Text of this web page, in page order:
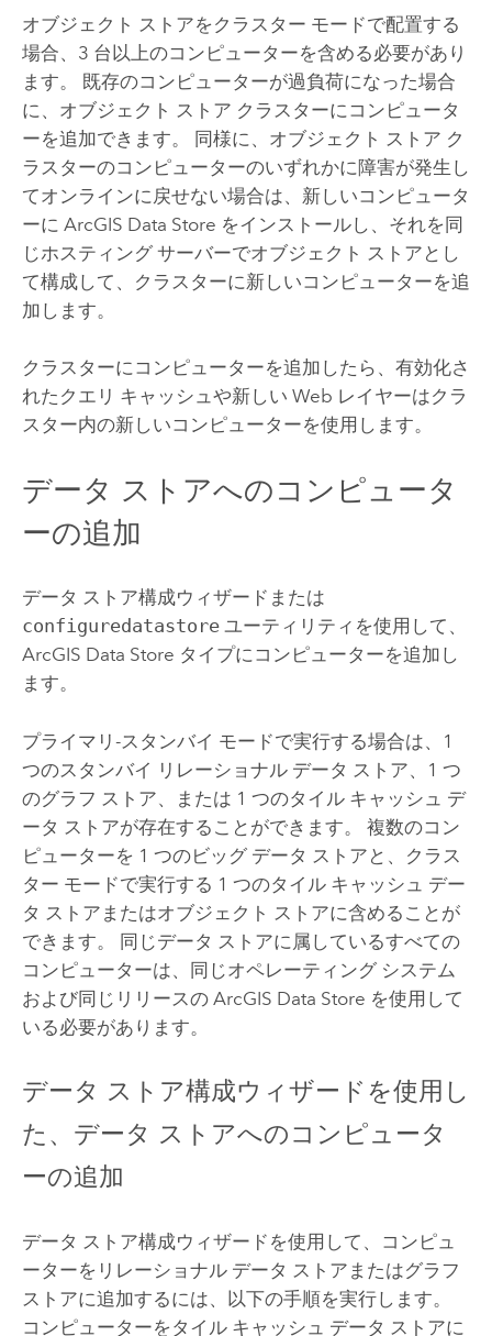
オブジェクト ストアをクラスター モードで配置する
場合、3 台以上のコンピューターを含める必要があり
ます。 既存のコンピューターが過負荷になった場合
に、オブジェクト ストア クラスターにコンピュータ
ーを追加できます。 同様に、オブジェクト ストア ク
ラスターのコンピューターのいずれかに障害が発生し
てオンラインに戻せない場合は、新しいコンピュータ
ーに ArcGIS Data Store をインストールし、それを同
じホスティング サーバーでオブジェクト ストアとし
て構成して、クラスターに新しいコンピューターを追
加します。
クラスターにコンピューターを追加したら、有効化さ
れたクエリ キャッシュや新しい Web レイヤーはクラ
スター内の新しいコンピューターを使用します。
データ ストアへのコンピュータ
ーの追加
データ ストア構成ウィザードまたは
configuredatastoreユーティリティを使用して、
ArcGIS Data Store タイプにコンピューターを追加し
ます。
プライマリ-スタンバイ モードで実行する場合は、1
つのスタンバイ リレーショナル データ ストア、1 つ
のグラフ ストア、または 1 つのタイル キャッシュ デ
ータ ストアが存在することができます。 複数のコン
ピューターを 1 つのビッグ データ ストアと、クラス
ター モードで実行する 1 つのタイル キャッシュ デー
タ ストアまたはオブジェクト ストアに含めることが
できます。 同じデータ ストアに属しているすべての
コンピューターは、同じオペレーティング システム
および同じリリースの ArcGIS Data Store を使用して
いる必要があります。
データ ストア構成ウィザードを使用し
た、データ ストアへのコンピュータ
ーの追加
データ ストア構成ウィザードを使用して、コンピュ
ーターをリレーショナル データ ストアまたはグラフ
ストアに追加するには、以下の手順を実行します。
コンピューターをタイル キャッシュ データ ストアに